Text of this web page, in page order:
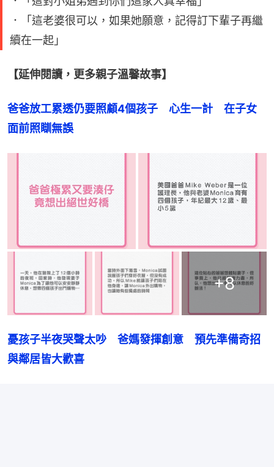
．「這老婆很可以，如果她願意，記得訂下輩子再繼
續在一起」
【延伸閱讀，更多親子溫馨故事】
爸爸放工累透仍要照顧4個孩子　心生一計　在子女
面前照瞓無誤
+8
憂孩子半夜哭聲太吵　爸媽發揮創意　預先準備奇招
與鄰居皆大歡喜